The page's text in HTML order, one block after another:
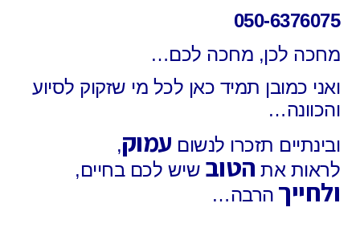
050-6376075
מחכה לכן, מחכה לכם…
ואני כמובן תמיד כאן לכל מי שזקוק לסיוע
והכוונה…
ובינתיים תזכרו לנשום עמוק,
לראות את הטוב שיש לכם בחיים,
ולחייך הרבה…